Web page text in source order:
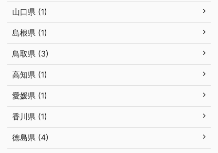
山口県 (1)
島根県 (1)
鳥取県 (3)
高知県 (1)
愛媛県 (1)
香川県 (1)
徳島県 (4)